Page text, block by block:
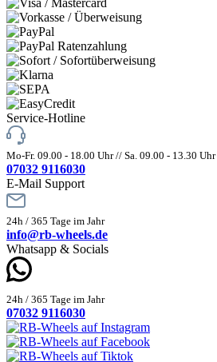
Service-Hotline
Mo-Fr. 09.00 - 18.00 Uhr // Sa. 09.00 - 13.30 Uhr
07032 9116030
E-Mail Support
24h / 365 Tage im Jahr
info@rb-wheels.de
Whatsapp & Socials
24h / 365 Tage im Jahr
07032 9116030